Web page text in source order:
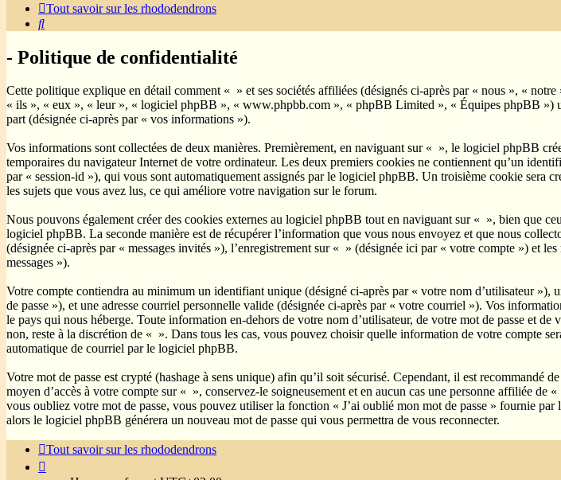
Tout savoir sur les rhododendrons
Rechercher
- Politique de confidentialité
Cette politique explique en détail comment « » et ses sociétés affiliées (désignés ci-après par « nous », «
« ils », « eux », « leur », « logiciel phpBB », « www.phpbb.com », « phpBB Limited », « Équipes phpBB »)
part (désignée ci-après par « vos informations »).
Vos informations sont collectées de deux manières. Premièrement, en naviguant sur « », le logiciel phpBB
temporaires du navigateur Internet de votre ordinateur. Les deux premiers cookies ne contiennent qu’un
par « session-id »), qui vous sont automatiquement assignés par le logiciel phpBB. Un troisième cookie sera
les sujets que vous avez lus, ce qui améliore votre navigation sur le forum.
Nous pouvons également créer des cookies externes au logiciel phpBB tout en naviguant sur « », bien que
logiciel phpBB. La seconde manière est de récupérer l’information que vous nous envoyez et que nous
(désignée ci-après par « messages invités »), l’enregistrement sur « » (désignée ici par « votre compte ») et
messages »).
Votre compte contiendra au minimum un identifiant unique (désigné ci-après par « votre nom d’utilisateur
de passe »), et une adresse courriel personnelle valide (désignée ci-après par « votre courriel »). Vos
le pays qui nous héberge. Toute information en-dehors de votre nom d’utilisateur, de votre mot de passe et
non, reste à la discrétion de « ». Dans tous les cas, vous pouvez choisir quelle information de votre compte
automatique de courriel par le logiciel phpBB.
Votre mot de passe est crypté (hashage à sens unique) afin qu’il soit sécurisé. Cependant, il est recommandé
moyen d’accès à votre compte sur « », conservez-le soigneusement et en aucun cas une personne affiliée
vous oubliez votre mot de passe, vous pouvez utiliser la fonction « J’ai oublié mon mot de passe » fournie
alors le logiciel phpBB générera un nouveau mot de passe qui vous permettra de vous reconnecter.
Tout savoir sur les rhododendrons